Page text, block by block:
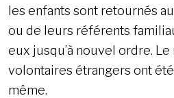
les enfants sont retournés
ou de leurs référents
eux jusqu’à nouvel ordre.
volontaires étrangers ont
même.